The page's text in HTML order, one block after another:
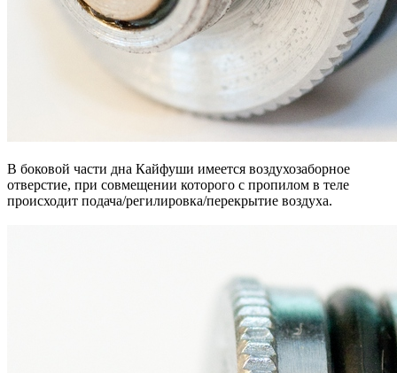
В боковой части дна Кайфуши имеется воздухозаборное
отверстие, при совмещении которого с пропилом в теле
происходит подача/регилировка/перекрытие воздуха.